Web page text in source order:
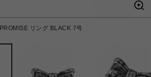
PROMISE リング BLACK 7号